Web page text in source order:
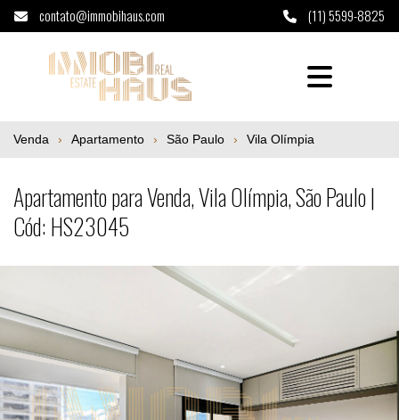
contato@immobihaus.com (11) 5599-8825
Apartamento para Venda, Vila Olímpia,
Venda Apartamento São Paulo Vila Olímpia
Apartamento para Venda, Vila Olímpia, São Paulo |
Cód: HS23045